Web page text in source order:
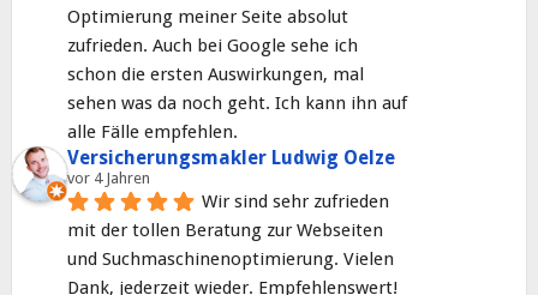
Optimierung meiner Seite absolut
zufrieden. Auch bei Google sehe ich
schon die ersten Auswirkungen, mal
sehen was da noch geht. Ich kann ihn auf
alle Fälle empfehlen.
Versicherungsmakler Ludwig Oelze
vor 4 Jahren
Wir sind sehr zufrieden
mit der tollen Beratung zur Webseiten
und Suchmaschinenoptimierung. Vielen
Dank, jederzeit wieder. Empfehlenswert!